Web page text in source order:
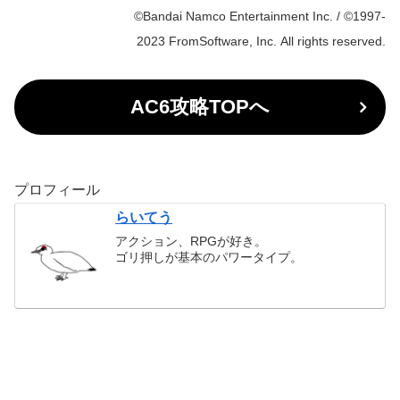
©Bandai Namco Entertainment Inc. / ©1997-
2023 FromSoftware, Inc. All rights reserved.
AC6攻略TOPへ
プロフィール
らいてう
アクション、RPGが好き。
ゴリ押しが基本のパワータイプ。